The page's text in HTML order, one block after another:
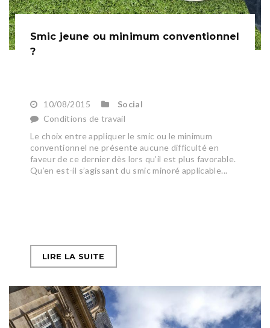
Smic jeune ou minimum conventionnel
?
10/08/2015
Social
Conditions de travail
Le choix entre appliquer le smic ou le minimum
conventionnel ne présente aucune difficulté en
faveur de ce dernier dès lors qu’il est plus favorable.
Qu’en est-il s’agissant du smic minoré applicable...
LIRE LA SUITE